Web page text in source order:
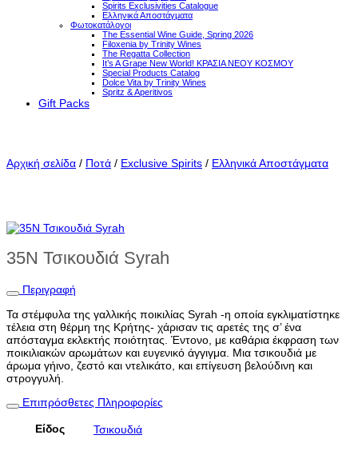
Spirits Exclusivities Catalogue
Ελληνικά Αποστάγματα
Φωτοκατάλογοι
The Essential Wine Guide, Spring 2026
Filoxenia by Trinity Wines
The Regatta Collection
It’s A Grape New World! ΚΡΑΣΙΑ ΝΕΟΥ ΚΟΣΜΟΥ
Special Products Catalog
Dolce Vita by Trinity Wines
Spritz & Aperitivos
Gift Packs
Αρχική σελίδα / Ποτά / Exclusive Spirits / Ελληνικά Αποστάγματα
35N Τσικουδιά Syrah
Περιγραφή
Τα στέμφυλα της γαλλικής ποικιλίας Syrah -η οποία εγκλιματίστηκε
τέλεια στη θέρμη της Κρήτης- χάρισαν τις αρετές της σ’ ένα
απόσταγμα εκλεκτής ποιότητας. Έντονο, με καθάρια έκφραση των
ποικιλιακών αρωμάτων και ευγενικό άγγιγμα. Μια τσικουδιά με
άρωμα γήινο, ζεστό και ντελικάτο, και επίγευση βελούδινη και
στρογγυλή.
Επιπρόσθετες Πληροφορίες
Είδος Τσικουδιά